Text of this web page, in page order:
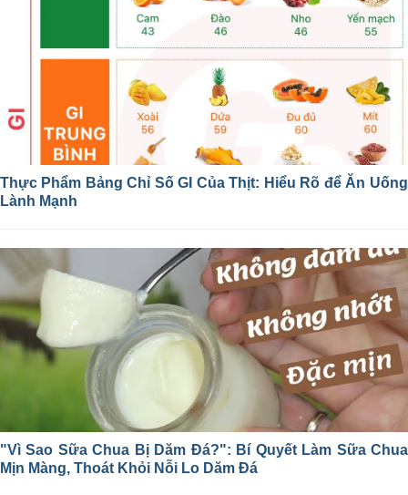
Thực Phẩm Bảng Chỉ Số GI Của Thịt: Hiểu Rõ để Ăn Uống
Lành Mạnh
"Vì Sao Sữa Chua Bị Dăm Đá?": Bí Quyết Làm Sữa Chua
Mịn Màng, Thoát Khỏi Nỗi Lo Dăm Đá